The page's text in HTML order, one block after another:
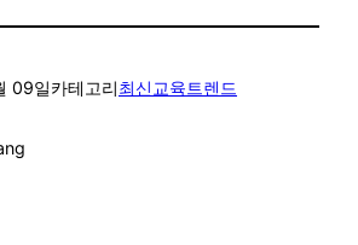
09일카테고리최신교육트렌드